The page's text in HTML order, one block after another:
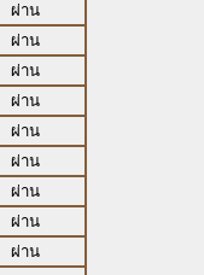
ผ่าน
ผ่าน
ผ่าน
ผ่าน
ผ่าน
ผ่าน
ผ่าน
ผ่าน
ผ่าน